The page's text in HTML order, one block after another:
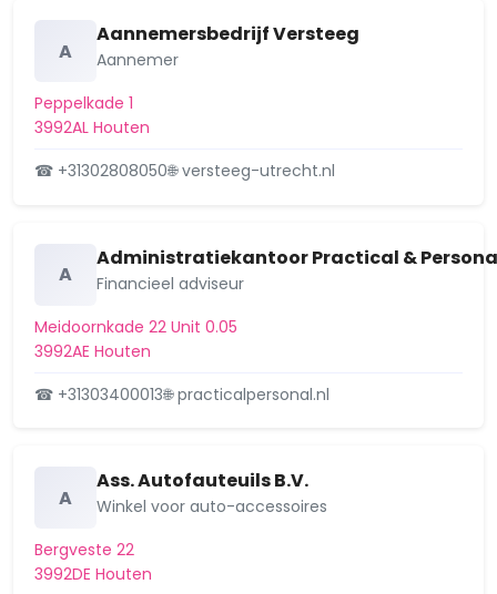
Houten, Rietdijk 5, verleende
omgevingsvergunning vervangen riet
18 juni 2025
Houten, aanvraag
Lichtschip 59, 3991CP Houten
28 mei 2025
Houten, Meidoornkade 24, verleende
omgevingsvergunning uitbreiden
7 mei 2025
aanvraag omgevingsvergunning
uitbreiden bedrijfspand
Houten, Tuibrug 2, aanvraag
Tull en 't Waal Buitengebied
A
Aannemersbedrijf Versteeg
Aannemer
Peppelkade 1
3992AL Houten
☎ +31302808050🌐 versteeg-utrecht.nl
A
Administratiekantoor Practical & Personal
Financieel adviseur
Meidoornkade 22 Unit 0.05
3992AE Houten
☎ +31303400013🌐 practicalpersonal.nl
A
Ass. Autofauteuils B.V.
Winkel voor auto-accessoires
Bergveste 22
3992DE Houten